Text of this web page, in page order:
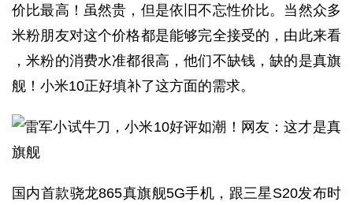
价比最高！虽然贵，但是依旧不忘性价比。当然众多
米粉朋友对这个价格都是能够完全接受的，由此来看
，米粉的消费水准都很高，他们不缺钱，缺的是真旗
舰！小米10正好填补了这方面的需求。
国内首款骁龙865真旗舰5G手机，跟三星S20发布时